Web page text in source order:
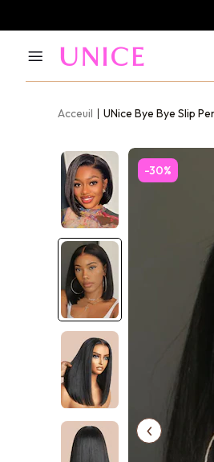
Acceuil UNice Bye Bye Slip
-30%